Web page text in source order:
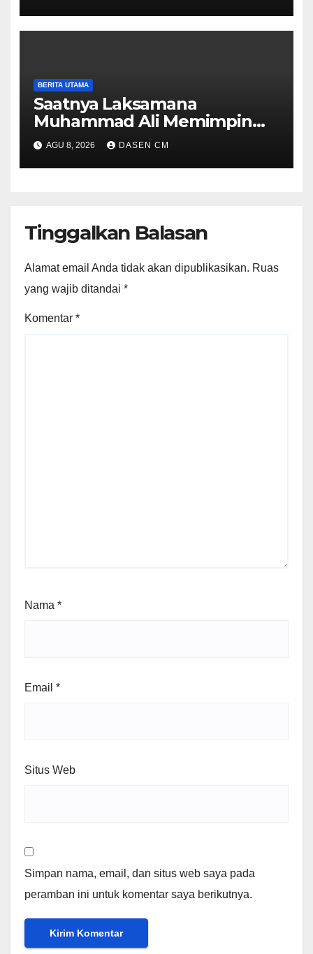
BERITA UTAMA
Saatnya Laksamana
Muhammad Ali Memimpin
TNI: Menjaga Keseimbangan
Politik dan Soliditas
Antarmatra
AGU 8, 2026 DASEN CM
Tinggalkan Balasan
Alamat email Anda tidak akan dipublikasikan. Ruas
yang wajib ditandai *
Komentar *
Nama *
Email *
Situs Web
Simpan nama, email, dan situs web saya pada
peramban ini untuk komentar saya berikutnya.